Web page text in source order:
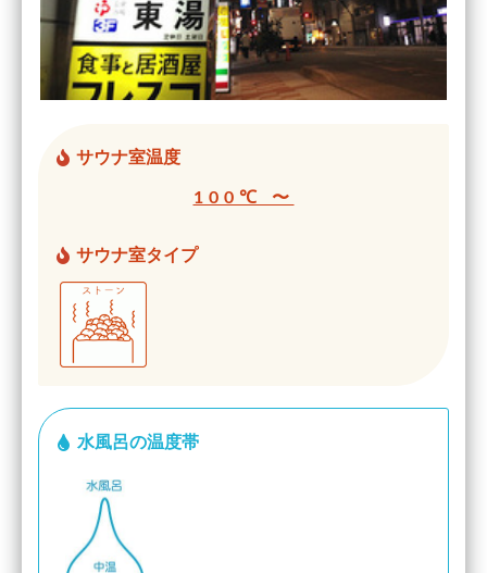
サウナ室温度
100℃ 〜
サウナ室タイプ
水風呂の温度帯